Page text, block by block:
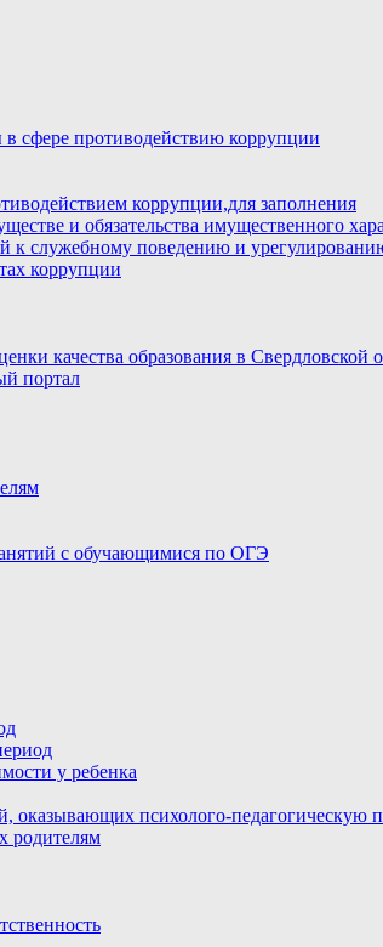
сфере противодействию коррупции
коррупции,для заполнения
и обязательства имущественного
к служебному поведению и
коррупции
качества образования в Свердловской
портал
с обучающимися по ОГЭ
у ребенка
оказывающих психолого-педагогическую
родителям